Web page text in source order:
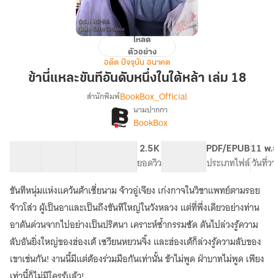
แหละ
อันดับ
เล่ม
18
โหลด
ตัวอย่าง
อดีต ปัจจุบัน อนาคต
ข้านี่แหละขันทีอันดับหนึ่งในใต้หล้า เล่ม 18
เรื่อง[จบ]
ข้า
นี่
แหละ
ขันที
อันดับ
หนึ่ง
ใน
ใต้
หล้า
สำนักพิมพ์BookBox_Official
นามปากกา
BookBox
2.5K
ยอดวิว
PDF/EPUB
ประเภทไฟล์
11 พ
วันที่ว
ขันทีหนุ่มแห่งแคว้นต้าเซี่ยนาม จ้าวอู่เจียง เก่งกาจในวิชาแพทย์ตามรอย
จ้าวโส่ว ผู้เป็นอาและเป็นถึงขันทีใหญ่ในวังหลวง แต่ที่พึ่งเดียวอย่างท่าน
อาดันด่วนจากไปอย่างเป็นปริศนา เคราะห์ซ้ำกรรมซัด ดันไปล่วงรู้ความ
ลับอันยิ่งใหญ่ของฮ่องเต้ เซวียนหยวนจิ้ง และฮ่องเต้ก็ล่วงรู้ความลับของ
เขาเช่นกัน! งานนี้มีแต่ต้องร่วมมือกันเท่านั้น ข้าไม่พูด ฝ่าบาทไม่พูด เพียง